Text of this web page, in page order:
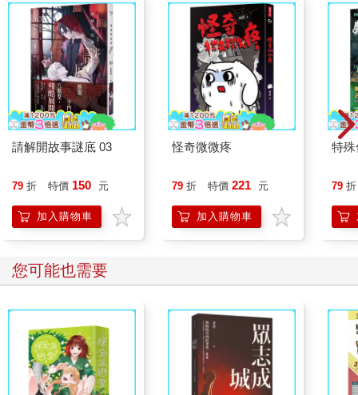
請解開故事謎底 03
79 折 特價 150 元
加入購物車
怪奇微微疼
79 折 特價 221 元
加入購物車
特
79 折
您可能也需要